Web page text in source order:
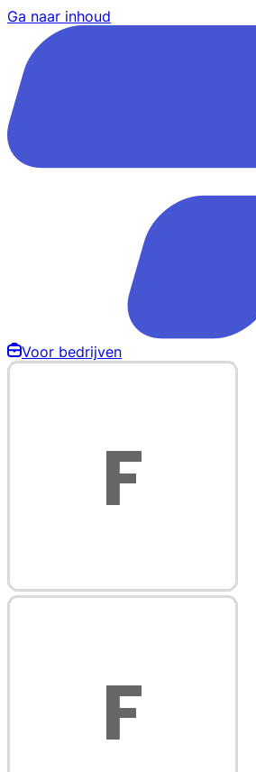
Ga naar inhoud
Voor bedrijven